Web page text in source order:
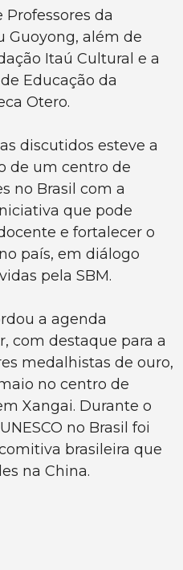
da
Guoyong, além de
Itaú Cultural e a
Educação da
Otero.
discutidos esteve a
de um centro de
no Brasil com a
que pode
e fortalecer o
país, em diálogo
pela SBM.
a agenda
com destaque para a
medalhistas de ouro,
no centro de
Xangai. Durante o
no Brasil foi
brasileira que
na China.